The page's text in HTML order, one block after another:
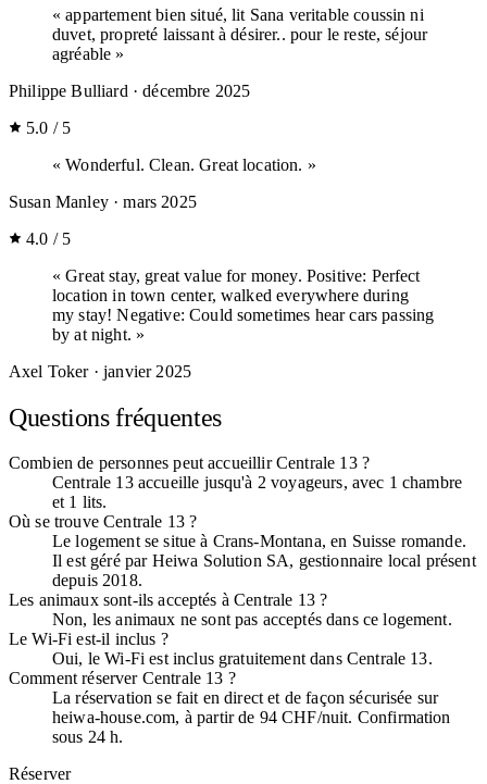
« appartement bien situé, lit Sana veritable coussin ni
duvet, propreté laissant à désirer.. pour le reste, séjour
agréable »
Philippe Bulliard · décembre 2025
5.0 / 5
« Wonderful. Clean. Great location. »
Susan Manley· mars 2025
4.0 / 5
« Great stay, great value for money. Positive: Perfect
location in town center, walked everywhere during
my stay! Negative: Could sometimes hear cars passing
by at night. »
Axel Toker· janvier 2025
Questions fréquentes
Combien de personnes peut accueillir Centrale 13 ?
Centrale 13 accueille jusqu'à 2 voyageurs, avec 1 chambre
et 1 lits.
Où se trouve Centrale 13 ?
Le logement se situe à Crans-Montana, en Suisse romande.
Il est géré par Heiwa Solution SA, gestionnaire local présent
depuis 2018.
Les animaux sont-ils acceptés à Centrale 13 ?
Non, les animaux ne sont pas acceptés dans ce logement.
Le Wi-Fi est-il inclus ?
Oui, le Wi-Fi est inclus gratuitement dans Centrale 13.
Comment réserver Centrale 13 ?
La réservation se fait en direct et de façon sécurisée sur
heiwa-house.com, à partir de 94 CHF/nuit. Confirmation
sous 24 h.
Réserver